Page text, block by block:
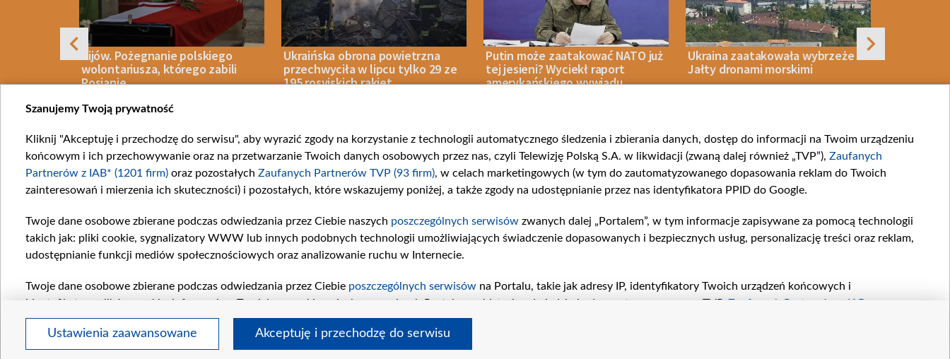
Kijów. Pożegnanie polskiego
wolontariusza, którego zabili
Rosjanie
07 SIERPNIA 2026 WOJNA
Ukraińska obrona powietrzna
przechwyciła w lipcu tylko 29 ze
195 rosyjskich rakiet
07 SIERPNIA 2026 WOJNA
Putin może zaatakować NATO już
tej jesieni? Wyciekł raport
amerykańskiego wywiadu
07 SIERPNIA 2026 NASZE BEZPIECZEŃSTWO
Ukraina zaatakowała wybrzeże
Jałty dronami morskimi
07 SIERPNIA 2026 WOJNA
oddalony
07 SIERPNIA 2026
Item
1
10
Kategorie
Wiadomości
Opinie
Centrum Europy
O nas
Informacje o nadawcy
Serwisy partnerskie
tvpworld.com
Moje zgody
Szanujemy Twoją prywatność
Kliknij "Akceptuję i przechodzę do serwisu", aby wyrazić zgody na korzystanie z technologii automatycznego śledzenia i zbierania danych, dostęp do informacji na Twoim urządzeniu
końcowym i ich przechowywanie oraz na przetwarzanie Twoich danych osobowych przez nas, czyli Telewizję Polską S.A. w likwidacji (zwaną dalej również „TVP”), Zaufanych
Partnerów z IAB* (1201 firm) oraz pozostałych Zaufanych Partnerów TVP (93 firm), w celach marketingowych (w tym do zautomatyzowanego dopasowania reklam do Twoich
zainteresowań i mierzenia ich skuteczności) i pozostałych, które wskazujemy poniżej, a także zgody na udostępnianie przez nas identyfikatora PPID do Google.
Twoje dane osobowe zbierane podczas odwiedzania przez Ciebie naszych poszczególnych serwisów zwanych dalej „Portalem”, w tym informacje zapisywane za pomocą technologii
takich jak: pliki cookie, sygnalizatory WWW lub innych podobnych technologii umożliwiających świadczenie dopasowanych i bezpiecznych usług, personalizację treści oraz reklam,
udostępnianie funkcji mediów społecznościowych oraz analizowanie ruchu w Internecie.
Twoje dane osobowe zbierane podczas odwiedzania przez Ciebie poszczególnych serwisów na Portalu, takie jak adresy IP, identyfikatory Twoich urządzeń końcowych i
identyfikatory plików cookie, informacje o Twoich wyszukiwaniach w serwisach Portalu czy historia odwiedzin będą przetwarzane przez TVP, Zaufanych Partnerów z IAB
pozostałychZaufanych Partnerów TVP
dla realizacji następujących celów i funkcji: przechowywania informacji na urządzeniu lub dostęp do nich, wyboru podstawowych reklam,
wyboru spersonalizowanych reklam, tworzenia profilu spersonalizowanych reklam, tworzenia profilu spersonalizowanych treści, wyboru spersonalizowanych treści, pomiaru
Ustawienia zaawansowane Akceptuję i przechodzę do serwisu